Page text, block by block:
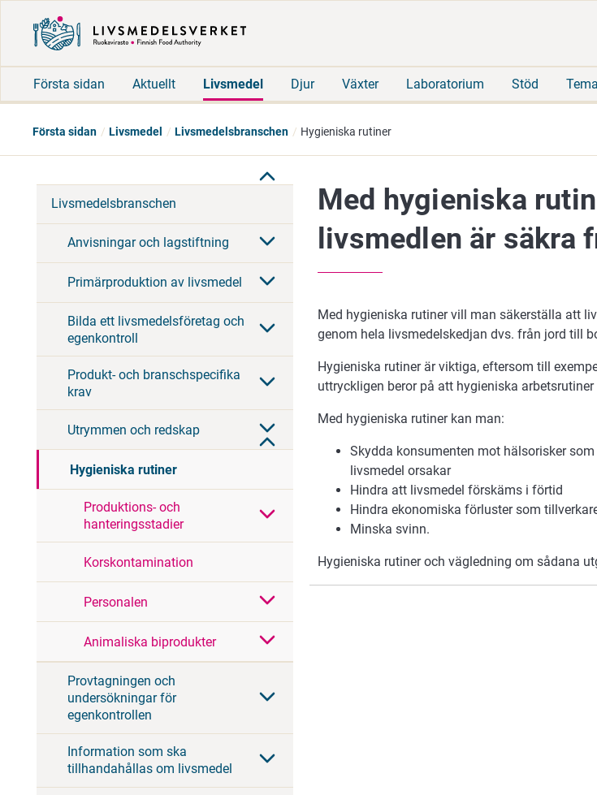
Första sidan Aktuellt Livsmedel Djur Växter Laboratorium Stöd
Första sidan Livsmedel Livsmedelsbranschen Hygieniska rutiner
Livsmedelsbranschen
Anvisningar och lagstiftning
Primärproduktion av livsmedel
Bilda ett livsmedelsföretag och
egenkontroll
Produkt- och branschspecifika
krav
Utrymmen och redskap
Hygieniska rutiner
Produktions- och
hanteringsstadier
Korskontamination
Personalen
Animaliska biprodukter
Provtagningen och
undersökningar för
egenkontrollen
Information som ska
tillhandahållas om livsmedel
Med hygieniska
livsmedlen är säkra
Med hygieniska rutiner vill man säkerställa att
genom hela livsmedelskedjan dvs. från jord till
Hygieniska rutiner är viktiga, eftersom till
uttryckligen beror på att hygieniska
Med hygieniska rutiner kan man:
Skydda konsumenten mot hälsorisker
livsmedel orsakar
Hindra att livsmedel förskäms i förtid
Hindra ekonomiska förluster som
Minska svinn.
Hygieniska rutiner och vägledning om sådana